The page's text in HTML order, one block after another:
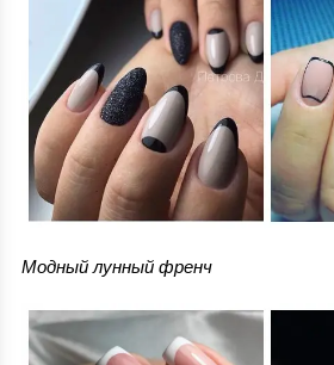
Модный лунный френч